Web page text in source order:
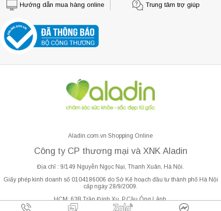
Hướng dẫn mua hàng online Trung tâm trợ giúp
Aladin.com.vn Shopping Online
Công ty CP thương mại và XNK Aladin
Địa chỉ : 9/149 Nguyễn Ngọc Nại, Thanh Xuân, Hà Nội.
Giấy phép kinh doanh số 0104186006 do Sở Kế hoạch đầu tư thành phố Hà Nội
cấp ngày 28/9/2009.
HCM: 63B Trần Đình Xu, P.Cầu Ông Lãnh.